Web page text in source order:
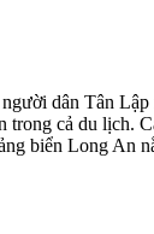
dân Tân
cả du lịch.
biển Long